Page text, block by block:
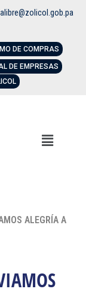
DE COMPRAS
DE EMPRESAS
ALEGRÍA A